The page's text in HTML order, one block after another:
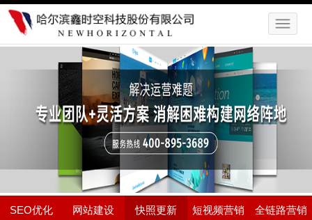
SEO优化 网站建设 快照更新 短视频营销 全链路营销